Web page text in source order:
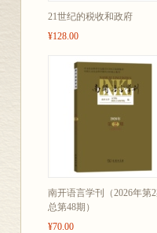
21世纪的税收和政府
¥128.00
南开语言学刊（2026年第2
总第48期）
¥70.00